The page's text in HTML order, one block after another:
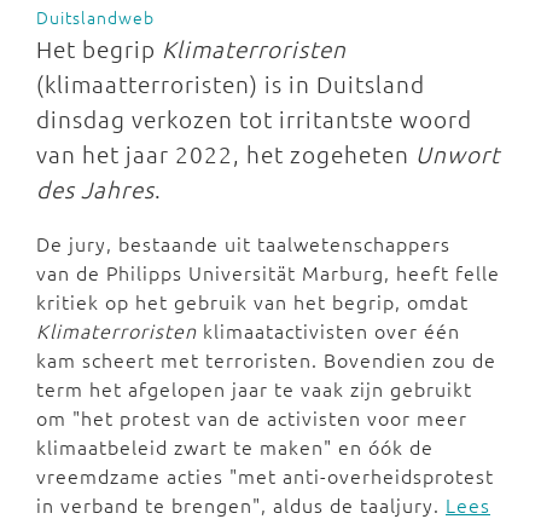
Duitslandweb
Het begrip Klimaterroristen
(klimaatterroristen) is in Duitsland
dinsdag verkozen tot irritantste woord
van het jaar 2022, het zogeheten Unwort
des Jahres.
De jury, bestaande uit taalwetenschappers
van de Philipps Universität Marburg, heeft felle
kritiek op het gebruik van het begrip, omdat
Klimaterroristen klimaatactivisten over één
kam scheert met terroristen. Bovendien zou de
term het afgelopen jaar te vaak zijn gebruikt
om "het protest van de activisten voor meer
klimaatbeleid zwart te maken" en óók de
vreemdzame acties "met anti-overheidsprotest
in verband te brengen", aldus de taaljury. Lees